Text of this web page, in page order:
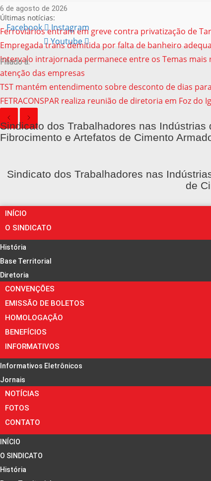
6 de agosto de 2026
Últimas notícias:
Ferroviários entram em greve contra privatização de
Empregada trans demitida por falta de banheiro
Intervalo intrajornada permanece entre os Temas mais
atenção das empresas
TST mantém entendimento sobre desconto de dias
FETRACONSPAR realiza reunião de diretoria em Foz do
Facebook
Instagram
Youtube
Filiado à:
Sindicato dos Trabalhadores nas
Fibrocimento e Artefatos de Cimento
Sindicato dos Trabalhadores nas
de
INÍCIO
O SINDICATO
História
Base Territorial
Diretoria
CONVENÇÕES
EMISSÃO DE BOLETOS
HOMOLOGAÇÃO
BENEFÍCIOS
INFORMATIVOS
Informativos Eletrônicos
Jornais
NOTÍCIAS
FOTOS
CONTATO
INÍCIO
O SINDICATO
História